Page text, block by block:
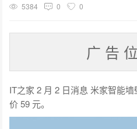
5384
0 0
广 告
IT之家 2 月 2 日消息 米家智能
价 59 元。